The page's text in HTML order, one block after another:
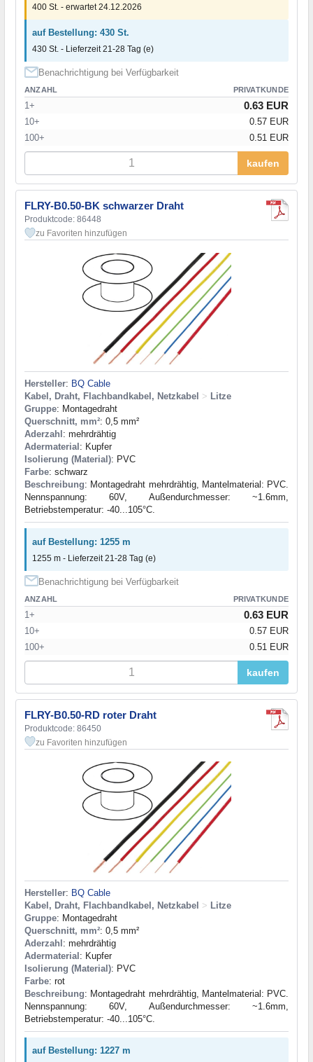
400 St. - erwartet 24.12.2026
auf Bestellung: 430 St.
430 St. - Lieferzeit 21-28 Tag (e)
Benachrichtigung bei Verfügbarkeit
ANZAHL PRIVATKUNDE
1+ 0.63 EUR
10+
0.57 EUR
100+
0.51 EUR
kaufen
FLRY-B0.50-BK schwarzer Draht
Produktcode: 86448
zu Favoriten hinzufügen
Hersteller: BQ Cable
Kabel, Draht, Flachbandkabel, Netzkabel > Litze
Gruppe: Montagedraht
Querschnitt, mm²: 0,5 mm²
Aderzahl : mehrdrähtig
Adermaterial : Kupfer
Isolierung (Material): PVC
Farbe: schwarz
Beschreibung: Montagedraht mehrdrähtig, Mantelmaterial: PVC.
Nennspannung: 60V, Außendurchmesser: ~1.6mm,
Betriebstemperatur: -40...105°C.
auf Bestellung: 1255 m
1255 m - Lieferzeit 21-28 Tag (e)
Benachrichtigung bei Verfügbarkeit
ANZAHL PRIVATKUNDE
1+ 0.63 EUR
10+
0.57 EUR
100+
0.51 EUR
kaufen
FLRY-B0.50-RD roter Draht
Produktcode: 86450
zu Favoriten hinzufügen
Hersteller: BQ Cable
Kabel, Draht, Flachbandkabel, Netzkabel > Litze
Gruppe: Montagedraht
Querschnitt, mm²: 0,5 mm²
Aderzahl: mehrdrähtig
Adermaterial: Kupfer
Isolierung (Material): PVC
Farbe: rot
Beschreibung: Montagedraht mehrdrähtig, Mantelmaterial: PVC.
Nennspannung: 60V, Außendurchmesser: ~1.6mm,
Betriebstemperatur: -40...105°C.
auf Bestellung: 1227 m